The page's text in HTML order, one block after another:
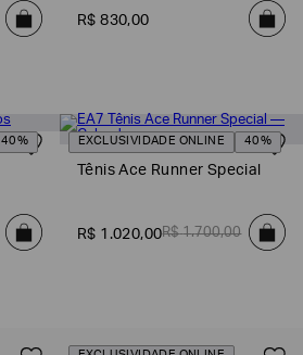
R$ 830,00
40% EXCLUSIVIDADE ONLINE 40%
Tênis Ace Runner Special
R$ 1 .020,00R$ 1.700,00